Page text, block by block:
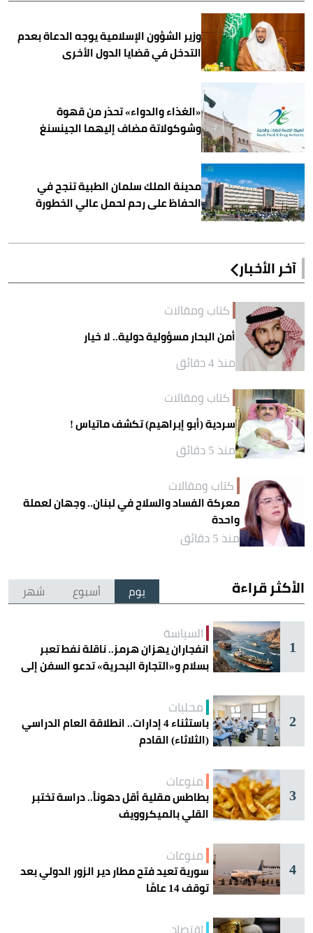
وزير الشؤون الإسلامية يوجه الدعاة بعدم
التدخل في قضايا الدول الأخرى
«الغذاء والدواء» تحذر من قهوة
وشوكولاتة مضاف إليهما الجينسنغ
مدينة الملك سلمان الطبية تنجح في
الحفاظ على رحم لحمل عالي الخطورة
آخر الأخبار
كتاب ومقالات
أمن البحار مسؤولية دولية.. لا خيار
منذ 4 دقائق
كتاب ومقالات
سردية (أبو إبراهيم) تكشف ماتياس !
منذ 5 دقائق
كتاب ومقالات
معركة الفساد والسلاح في لبنان.. وجهان لعملة
واحدة
منذ 5 دقائق
الأكثر قراءة يوم أسبوع شهر
1
السياسة
انفجاران يهزان هرمز.. ناقلة نفط تعبر
بسلام و«التجارة البحرية» تدعو السفن إلى
2
محليات
باستثناء 4 إدارات.. انطلاقة العام الدراسي
(الثلاثاء) القادم
3
منوعات
بطاطس مقلية أقل دهوناً.. دراسة تختبر
القلي بالميكروويف
4
منوعات
سورية تعيد فتح مطار دير الزور الدولي بعد
توقف 14 عامًا